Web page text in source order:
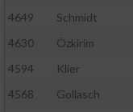
4649
Schmidt
4630
Özkirim
4594
Klier
4568
Gollasch